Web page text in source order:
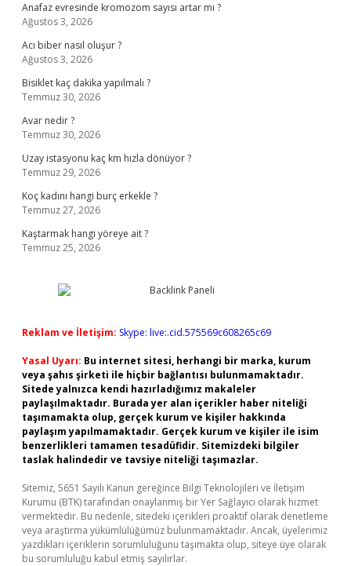
Anafaz evresinde kromozom sayısı artar mı ?
Ağustos 3, 2026
Acı biber nasıl oluşur ?
Ağustos 3, 2026
Bisiklet kaç dakika yapılmalı ?
Temmuz 30, 2026
Avar nedir ?
Temmuz 30, 2026
Uzay istasyonu kaç km hızla dönüyor ?
Temmuz 29, 2026
Koç kadını hangi burç erkekle ?
Temmuz 27, 2026
Kaştarmak hangi yöreye ait ?
Temmuz 25, 2026
Reklam ve İletişim: Skype: live:.cid.575569c608265c69
Yasal Uyarı: Bu internet sitesi, herhangi bir marka, kurum
veya şahıs şirketi ile hiçbir bağlantısı bulunmamaktadır.
Sitede yalnızca kendi hazırladığımız makaleler
paylaşılmaktadır. Burada yer alan içerikler haber niteliği
taşımamakta olup, gerçek kurum ve kişiler hakkında
paylaşım yapılmamaktadır. Gerçek kurum ve kişiler ile isim
benzerlikleri tamamen tesadüfidir. Sitemizdeki bilgiler
taslak halindedir ve tavsiye niteliği taşımazlar.
Sitemiz, 5651 Sayılı Kanun gereğince Bilgi Teknolojileri ve İletişim
Kurumu (BTK) tarafından onaylanmış bir Yer Sağlayıcı olarak hizmet
vermektedir. Bu nedenle, sitedeki içerikleri proaktif olarak denetleme
veya araştırma yükümlülüğümüz bulunmamaktadır. Ancak, üyelerimiz
yazdıkları içeriklerin sorumluluğunu taşımakta olup, siteye üye olarak
bu sorumluluğu kabul etmiş sayılırlar.